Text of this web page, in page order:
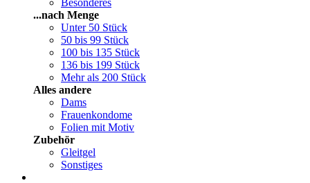
Besonderes
...nach Menge
Unter 50 Stück
50 bis 99 Stück
100 bis 135 Stück
136 bis 199 Stück
Mehr als 200 Stück
Alles andere
Dams
Frauenkondome
Folien mit Motiv
Zubehör
Gleitgel
Sonstiges